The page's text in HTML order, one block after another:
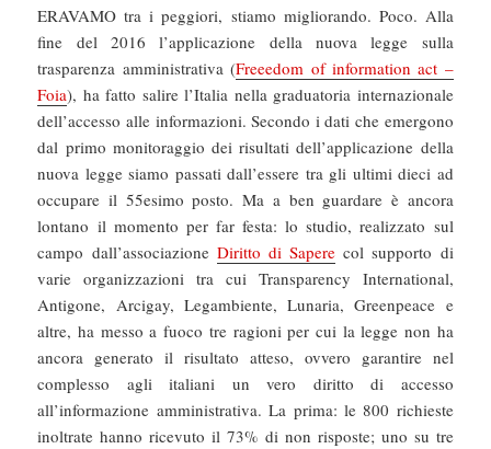
ERAVAMO tra i peggiori, stiamo migliorando. Poco. Alla
fine del 2016 l’applicazione della nuova legge sulla
trasparenza amministrativa (Freeedom of information act –
Foia), ha fatto salire l’Italia nella graduatoria internazionale
dell’accesso alle informazioni. Secondo i dati che emergono
dal primo monitoraggio dei risultati dell’applicazione della
nuova legge siamo passati dall’essere tra gli ultimi dieci ad
occupare il 55esimo posto. Ma a ben guardare è ancora
lontano il momento per far festa: lo studio, realizzato sul
campo dall’associazione Diritto di Sapere col supporto di
varie organizzazioni tra cui Transparency International,
Antigone, Arcigay, Legambiente, Lunaria, Greenpeace e
altre, ha messo a fuoco tre ragioni per cui la legge non ha
ancora generato il risultato atteso, ovvero garantire nel
complesso agli italiani un vero diritto di accesso
all’informazione amministrativa. La prima: le 800 richieste
inoltrate hanno ricevuto il 73% di non risposte; uno su tre